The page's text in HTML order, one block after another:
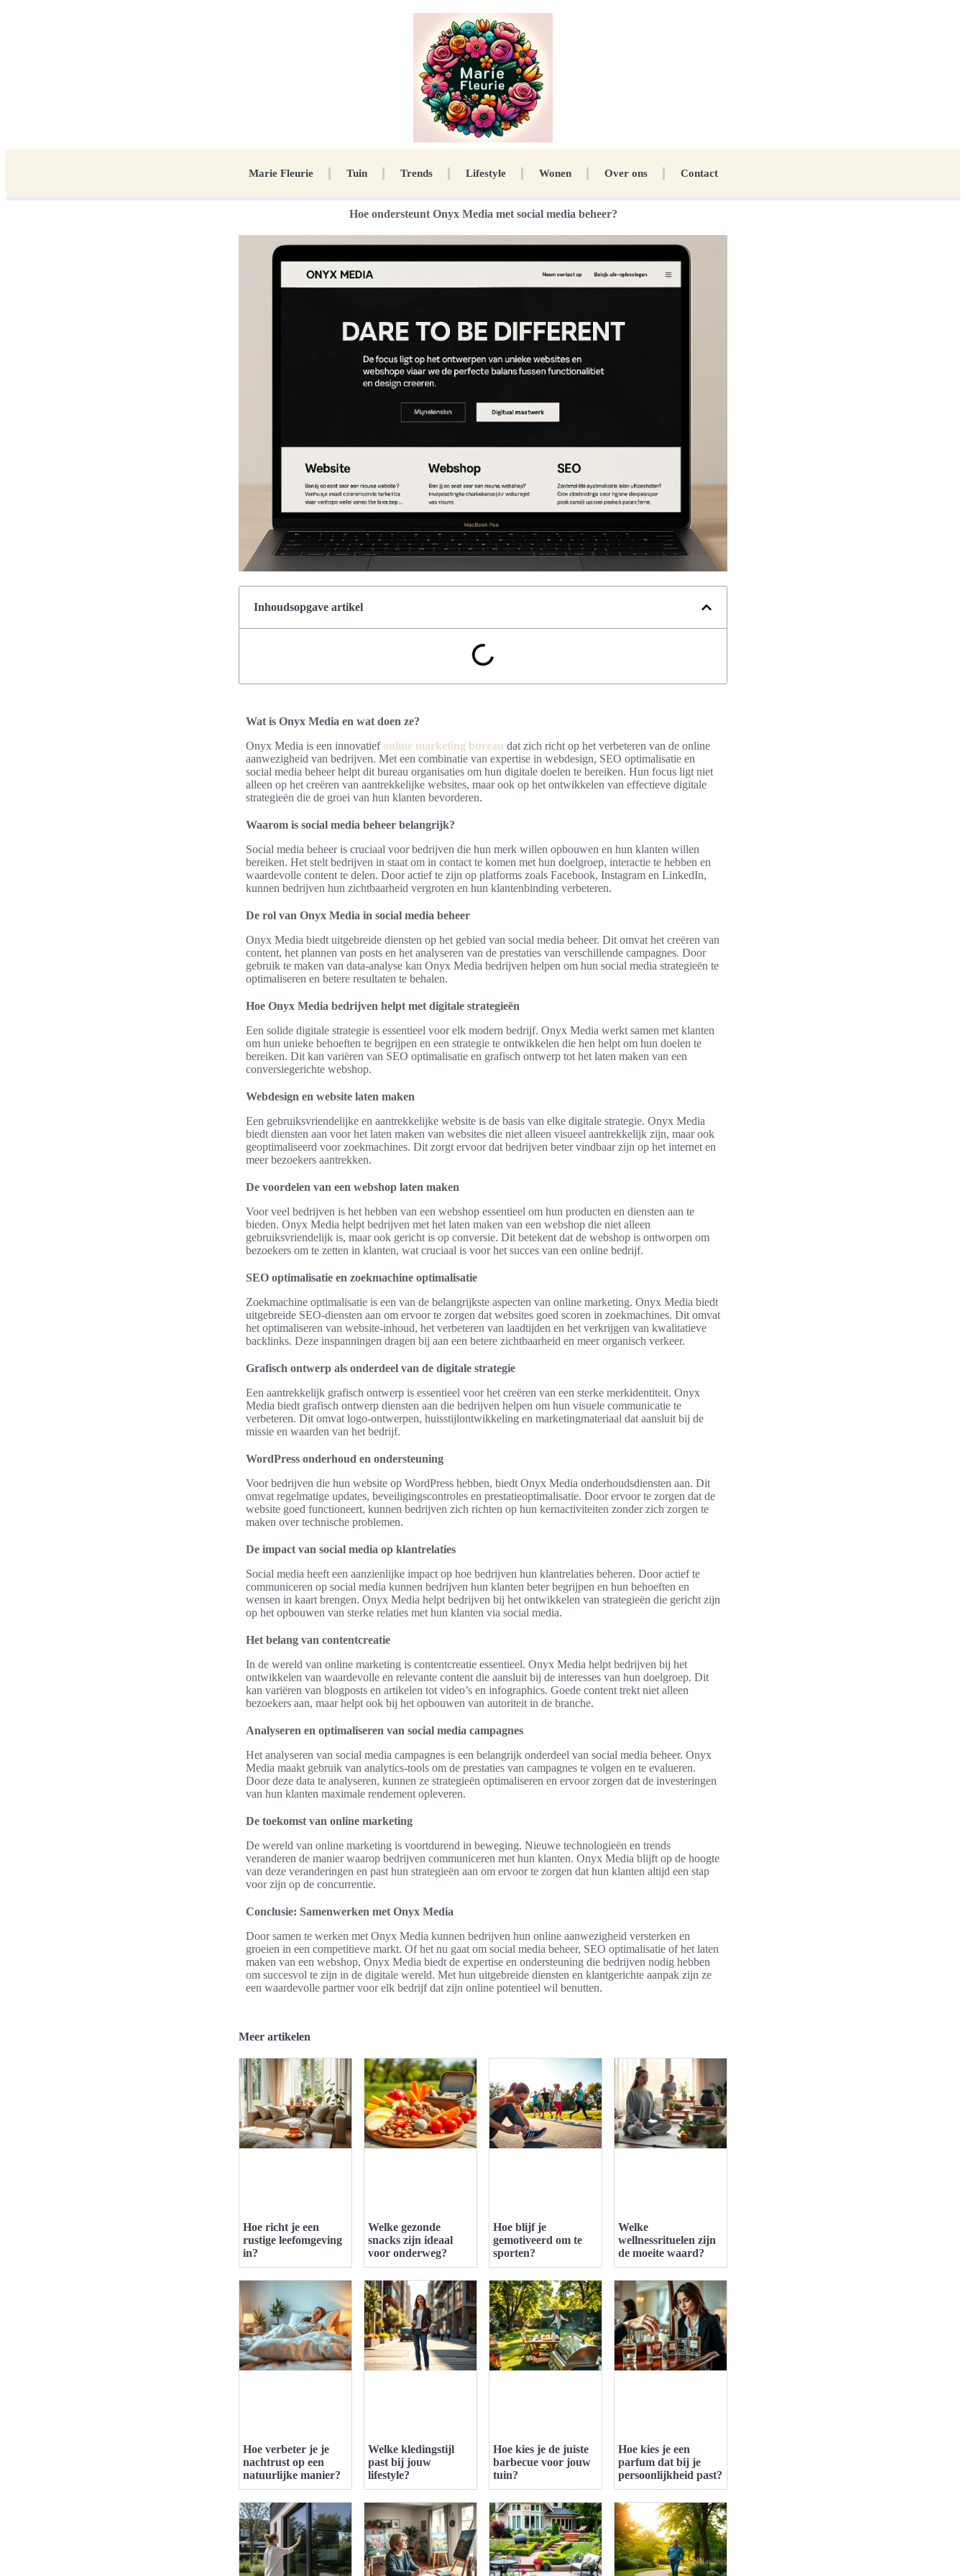
Marie Fleurie Tuin Trends Lifestyle Wonen Over ons Contact
Hoe ondersteunt Onyx Media met social media beheer?
Inhoudsopgave artikel
Wat is Onyx Media en wat doen ze?
Onyx Media is een innovatief online marketing bureau dat zich richt op het verbeteren van de online
aanwezigheid van bedrijven. Met een combinatie van expertise in webdesign, SEO optimalisatie en
social media beheer helpt dit bureau organisaties om hun digitale doelen te bereiken. Hun focus ligt niet
alleen op het creëren van aantrekkelijke websites, maar ook op het ontwikkelen van effectieve digitale
strategieën die de groei van hun klanten bevorderen.
Waarom is social media beheer belangrijk?
Social media beheer is cruciaal voor bedrijven die hun merk willen opbouwen en hun klanten willen
bereiken. Het stelt bedrijven in staat om in contact te komen met hun doelgroep, interactie te hebben en
waardevolle content te delen. Door actief te zijn op platforms zoals Facebook, Instagram en LinkedIn,
kunnen bedrijven hun zichtbaarheid vergroten en hun klantenbinding verbeteren.
De rol van Onyx Media in social media beheer
Onyx Media biedt uitgebreide diensten op het gebied van social media beheer. Dit omvat het creëren van
content, het plannen van posts en het analyseren van de prestaties van verschillende campagnes. Door
gebruik te maken van data-analyse kan Onyx Media bedrijven helpen om hun social media strategieën te
optimaliseren en betere resultaten te behalen.
Hoe Onyx Media bedrijven helpt met digitale strategieën
Een solide digitale strategie is essentieel voor elk modern bedrijf. Onyx Media werkt samen met klanten
om hun unieke behoeften te begrijpen en een strategie te ontwikkelen die hen helpt om hun doelen te
bereiken. Dit kan variëren van SEO optimalisatie en grafisch ontwerp tot het laten maken van een
conversiegerichte webshop.
Webdesign en website laten maken
Een gebruiksvriendelijke en aantrekkelijke website is de basis van elke digitale strategie. Onyx Media
biedt diensten aan voor het laten maken van websites die niet alleen visueel aantrekkelijk zijn, maar ook
geoptimaliseerd voor zoekmachines. Dit zorgt ervoor dat bedrijven beter vindbaar zijn op het internet en
meer bezoekers aantrekken.
De voordelen van een webshop laten maken
Voor veel bedrijven is het hebben van een webshop essentieel om hun producten en diensten aan te
bieden. Onyx Media helpt bedrijven met het laten maken van een webshop die niet alleen
gebruiksvriendelijk is, maar ook gericht is op conversie. Dit betekent dat de webshop is ontworpen om
bezoekers om te zetten in klanten, wat cruciaal is voor het succes van een online bedrijf.
SEO optimalisatie en zoekmachine optimalisatie
Zoekmachine optimalisatie is een van de belangrijkste aspecten van online marketing. Onyx Media biedt
uitgebreide SEO-diensten aan om ervoor te zorgen dat websites goed scoren in zoekmachines. Dit omvat
het optimaliseren van website-inhoud, het verbeteren van laadtijden en het verkrijgen van kwalitatieve
backlinks. Deze inspanningen dragen bij aan een betere zichtbaarheid en meer organisch verkeer.
Grafisch ontwerp als onderdeel van de digitale strategie
Een aantrekkelijk grafisch ontwerp is essentieel voor het creëren van een sterke merkidentiteit. Onyx
Media biedt grafisch ontwerp diensten aan die bedrijven helpen om hun visuele communicatie te
verbeteren. Dit omvat logo-ontwerpen, huisstijlontwikkeling en marketingmateriaal dat aansluit bij de
missie en waarden van het bedrijf.
WordPress onderhoud en ondersteuning
Voor bedrijven die hun website op WordPress hebben, biedt Onyx Media onderhoudsdiensten aan. Dit
omvat regelmatige updates, beveiligingscontroles en prestatieoptimalisatie. Door ervoor te zorgen dat de
website goed functioneert, kunnen bedrijven zich richten op hun kernactiviteiten zonder zich zorgen te
maken over technische problemen.
De impact van social media op klantrelaties
Social media heeft een aanzienlijke impact op hoe bedrijven hun klantrelaties beheren. Door actief te
communiceren op social media kunnen bedrijven hun klanten beter begrijpen en hun behoeften en
wensen in kaart brengen. Onyx Media helpt bedrijven bij het ontwikkelen van strategieën die gericht zijn
op het opbouwen van sterke relaties met hun klanten via social media.
Het belang van contentcreatie
In de wereld van online marketing is contentcreatie essentieel. Onyx Media helpt bedrijven bij het
ontwikkelen van waardevolle en relevante content die aansluit bij de interesses van hun doelgroep. Dit
kan variëren van blogposts en artikelen tot video’s en infographics. Goede content trekt niet alleen
bezoekers aan, maar helpt ook bij het opbouwen van autoriteit in de branche.
Analyseren en optimaliseren van social media campagnes
Het analyseren van social media campagnes is een belangrijk onderdeel van social media beheer. Onyx
Media maakt gebruik van analytics-tools om de prestaties van campagnes te volgen en te evalueren.
Door deze data te analyseren, kunnen ze strategieën optimaliseren en ervoor zorgen dat de investeringen
van hun klanten maximale rendement opleveren.
De toekomst van online marketing
De wereld van online marketing is voortdurend in beweging. Nieuwe technologieën en trends
veranderen de manier waarop bedrijven communiceren met hun klanten. Onyx Media blijft op de hoogte
van deze veranderingen en past hun strategieën aan om ervoor te zorgen dat hun klanten altijd een stap
voor zijn op de concurrentie.
Conclusie: Samenwerken met Onyx Media
Door samen te werken met Onyx Media kunnen bedrijven hun online aanwezigheid versterken en
groeien in een competitieve markt. Of het nu gaat om social media beheer, SEO optimalisatie of het laten
maken van een webshop, Onyx Media biedt de expertise en ondersteuning die bedrijven nodig hebben
om succesvol te zijn in de digitale wereld. Met hun uitgebreide diensten en klantgerichte aanpak zijn ze
een waardevolle partner voor elk bedrijf dat zijn online potentieel wil benutten.
Meer artikelen
Hoe richt je een
rustige leefomgeving
in?
Welke gezonde
snacks zijn ideaal
voor onderweg?
Hoe blijf je
gemotiveerd om te
sporten?
Welke
wellnessrituelen zijn
de moeite waard?
Hoe verbeter je je
nachtrust op een
natuurlijke manier?
Welke kledingstijl
past bij jouw
lifestyle?
Hoe kies je de juiste
barbecue voor jouw
tuin?
Hoe kies je een
parfum dat bij je
persoonlijkheid past?